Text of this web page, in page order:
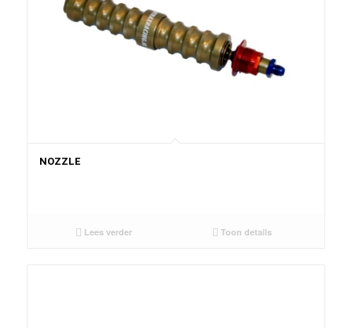
NOZZLE
Lees verder Toon details